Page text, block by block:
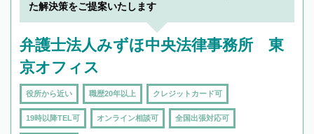
で複数の弁護士と会話をしてウマが合う方に依
た解決策をご提案いたします
弁護士法人みずほ中央法律事務所 東
京オフィス
役所から近い 職歴20年以上 クレジットカード可
19時以降TEL可 オンライン相談可 全国出張対応可